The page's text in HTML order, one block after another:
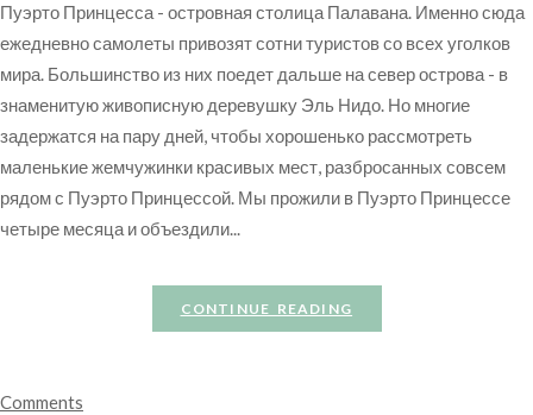
Пуэрто Принцесса - островная столица Палавана. Именно сюда
ежедневно самолеты привозят сотни туристов со всех уголков
мира. Большинство из них поедет дальше на север острова - в
знаменитую живописную деревушку Эль Нидо. Но многие
задержатся на пару дней, чтобы хорошенько рассмотреть
маленькие жемчужинки красивых мест, разбросанных совсем
рядом с Пуэрто Принцессой. Мы прожили в Пуэрто Принцессе
четыре месяца и объездили...
CONTINUE READING
Comments